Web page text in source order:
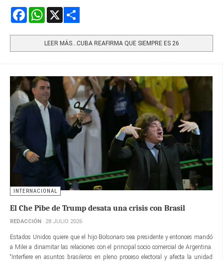
FacebookWhatsApp
LEER MÁS…CUBA REAFIRMA QUE SIEMPRE ES 26
INTERNACIONAL
El Che Pibe de Trump desata una crisis con Brasil
REDACCIÓN 28 JULIO 2026
Estados Unidos quiere que el hijo Bolsonaro sea presidente y entonces mandó
a Milei a dinamitar las relaciones con el principal socio comercial de Argentina.
“Interfiere en asuntos brasileros en pleno proceso electoral y afecta la unidad